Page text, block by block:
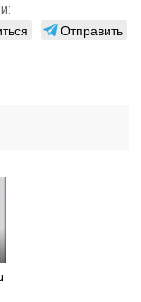
Отправить